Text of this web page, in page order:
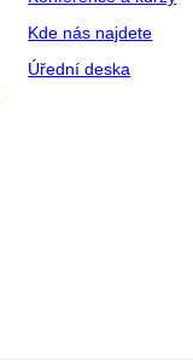
Kde nás najdete
Úřední deska